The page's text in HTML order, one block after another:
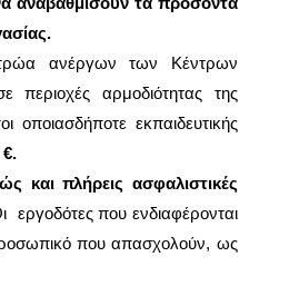
ανέργων των Κέντρων
αρμοδιότητας της
οποιασδήποτε εκπαιδευτικής
και πλήρεις ασφαλιστικές
εργοδότες που ενδιαφέρονται
που απασχολούν, ως